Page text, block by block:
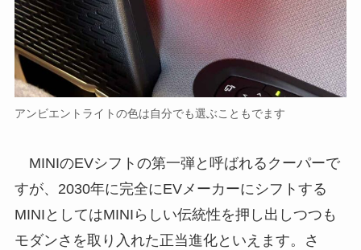
アンビエントライトの色は自分でも選ぶこともでます
MINIのEVシフトの第一弾と呼ばれるクーパーで
すが、2030年に完全にEVメーカーにシフトする
MINIとしてはMINIらしい伝統性を押し出しつつも
モダンさを取り入れた正当進化といえます。さ